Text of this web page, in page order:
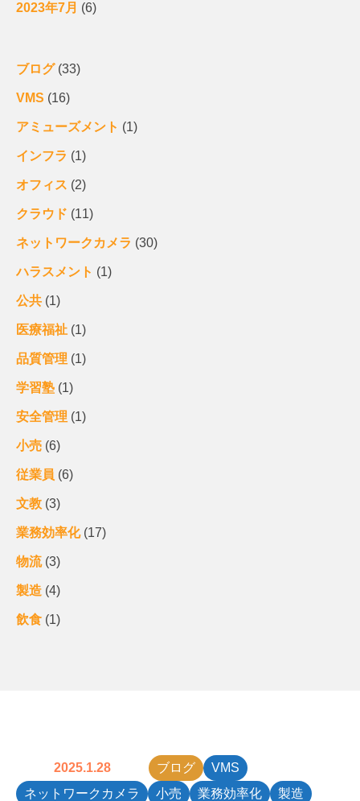
2023年7月 (6)
ブログ(33)
VMS (16)
アミューズメント (1)
インフラ (1)
オフィス (2)
クラウド (11)
ネットワークカメラ (30)
ハラスメント (1)
公共 (1)
医療福祉 (1)
品質管理 (1)
学習塾 (1)
安全管理 (1)
小売 (6)
従業員 (6)
文教 (3)
業務効率化(17)
物流(3)
製造 (4)
飲食 (1)
2025.1.28 ブログ
VMS
ネットワークカメラ
小売 業務効率化 製造